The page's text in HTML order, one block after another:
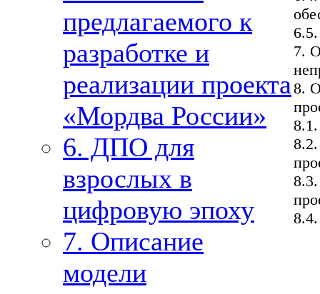
предлагаемого к
разработке и
реализации проекта
«Мордва России»
6. ДПО для
взрослых в
цифровую эпоху
7. Описание
модели
7.
8.